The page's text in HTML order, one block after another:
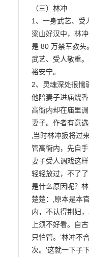
（三）林冲
1、一身武艺、受
梁山好汉中，林
是 80 万禁军教头
武艺、受人敬重
裕安宁。
2、灵魂深处很懦
他陪妻子进庙烧
高衙内却在庙里
妻子。作者有意
‚当时林冲扳将过
管高衙内，先自手
妻子受人调戏这
轻轻放过，不了
是什么原因呢？
楚楚：‚原本是本
内，不认得荆妇
上须不好看。自古
只怕管。’林冲不
次。‛这就一下子